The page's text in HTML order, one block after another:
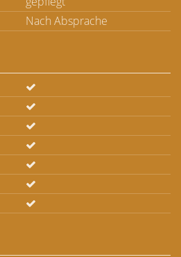
Nach Absprache